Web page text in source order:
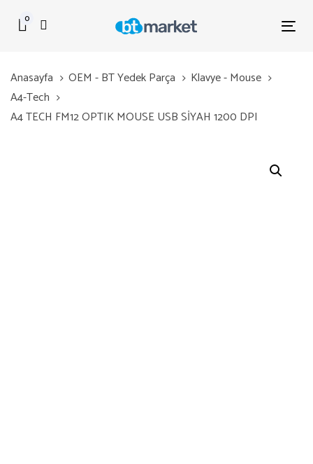
Skip
content
0
Anasayfa
OEM - BT Yedek Parça
Klavye - Mouse
A4-Tech
A4 TECH FM12 OPTIK MOUSE USB SİYAH 1200 DPI